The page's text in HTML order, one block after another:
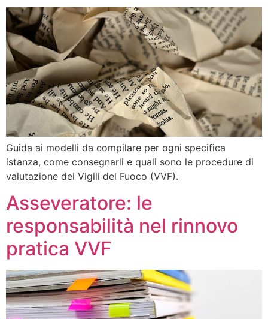
Guida ai modelli da compilare per ogni specifica
istanza, come consegnarli e quali sono le procedure di
valutazione dei Vigili del Fuoco (VVF).
Asseveratore: le
responsabilità nel rinnovo
pratica VVF